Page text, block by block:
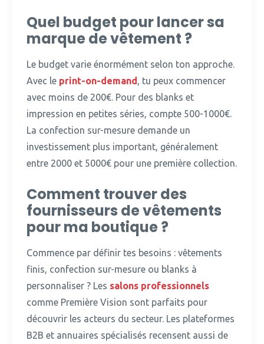
Quel budget pour lancer sa
marque de vêtement ?
Le budget varie énormément selon ton approche.
Avec le print-on-demand, tu peux commencer
avec moins de 200€. Pour des blanks et
impression en petites séries, compte 500-1000€.
La confection sur-mesure demande un
investissement plus important, généralement
entre 2000 et 5000€ pour une première collection.
Comment trouver des
fournisseurs de vêtements
pour ma boutique ?
Commence par définir tes besoins : vêtements
finis, confection sur-mesure ou blanks à
personnaliser ? Les salons professionnels
comme Première Vision sont parfaits pour
découvrir les acteurs du secteur. Les plateformes
B2B et annuaires spécialisés recensent aussi de